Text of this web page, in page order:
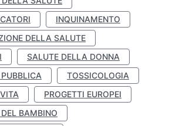
INQUINAMENTO
DELLA SALUTE
SALUTE DELLA DONNA
TOSSICOLOGIA
PROGETTI EUROPEI
BAMBINO